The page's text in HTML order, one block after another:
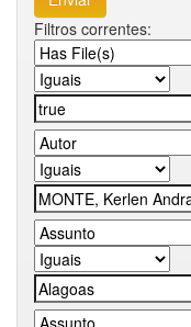
Filtros correntes: